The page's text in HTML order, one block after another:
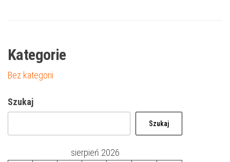
Kategorie
Bez kategorii
Szukaj
Szukaj
sierpień 2026